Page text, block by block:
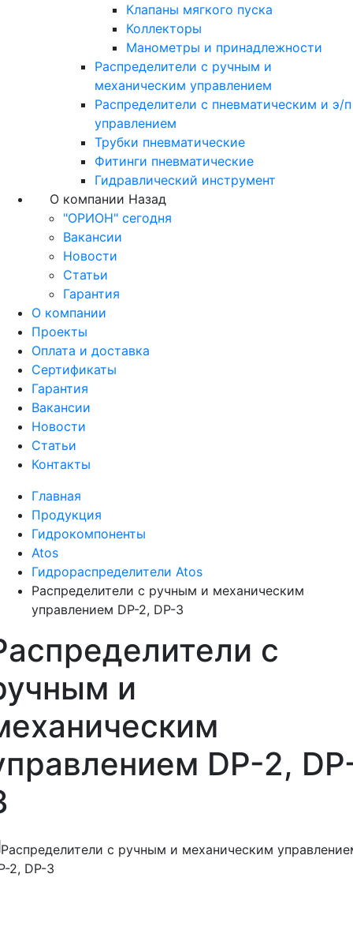
Клапаны мягкого пуска
Коллекторы
Манометры и принадлежности
Распределители с ручным и
механическим управлением
Распределители с пневматическим и э/п
управлением
Трубки пневматические
Фитинги пневматические
Гидравлический инструмент
О компании Назад
"ОРИОН" сегодня
Вакансии
Новости
Статьи
Гарантия
О компании
Проекты
Оплата и доставка
Сертификаты
Гарантия
Вакансии
Новости
Статьи
Контакты
Главная
Продукция
Гидрокомпоненты
Atos
Гидрораспределители Atos
Распределители с ручным и механическим
управлением DP-2, DP-3
с
и
DP-2,